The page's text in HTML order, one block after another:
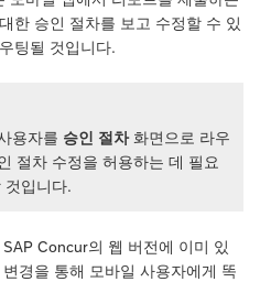
한 승인 절차를 보고 수정할 수 있
팅될 것입니다.
용자를 승인 절차화면으로 라우
절차 수정을 허용하는 데 필요
것입니다.
Concur의 웹 버전에 이미 있
경을 통해 모바일 사용자에게 똑